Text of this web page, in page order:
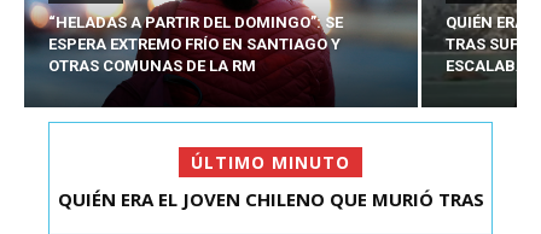
“HELADAS A PARTIR DEL DOMINGO”: SE
ESPERA EXTREMO FRÍO EN SANTIAGO Y
OTRAS COMUNAS DE LA RM
QUIÉN ERA
TRAS
ESCALABA
ÚLTIMO MINUTO
ARRAU DETALLÓ AGENDA CONTRA EL CRIMEN